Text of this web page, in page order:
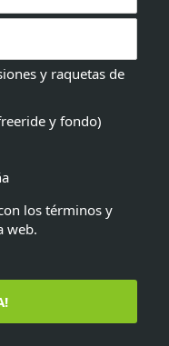
y raquetas de
y fondo)
los términos y
web.